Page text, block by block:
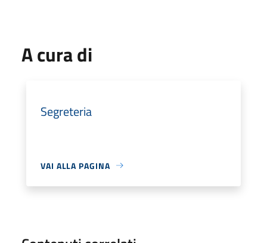
A cura di
Segreteria
VAI ALLA PAGINA